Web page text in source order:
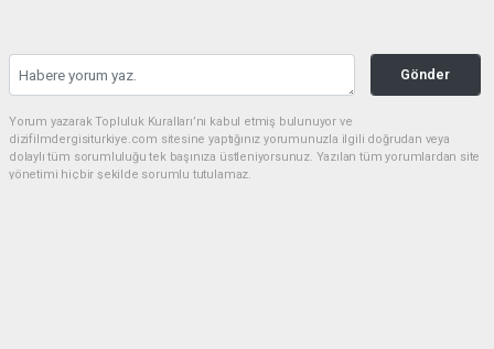
Gönder
Yorum yazarak Topluluk Kuralları’nı kabul etmiş bulunuyor ve
dizifilmdergisiturkiye.com sitesine yaptığınız yorumunuzla ilgili doğrudan veya
dolaylı tüm sorumluluğu tek başınıza üstleniyorsunuz. Yazılan tüm yorumlardan site
yönetimi hiçbir şekilde sorumlu tutulamaz.